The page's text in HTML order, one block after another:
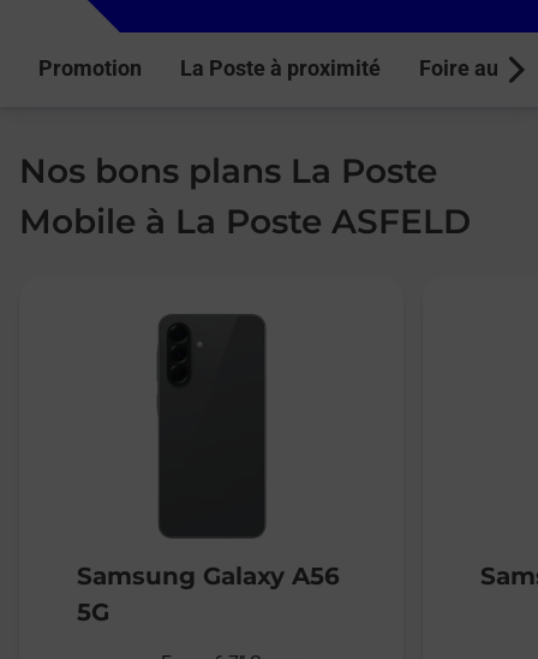
Promotion La Poste à proximité Foire aux
Nos bons plans La Poste
Mobile à La Poste ASFELD
Samsung Galaxy A56
5G